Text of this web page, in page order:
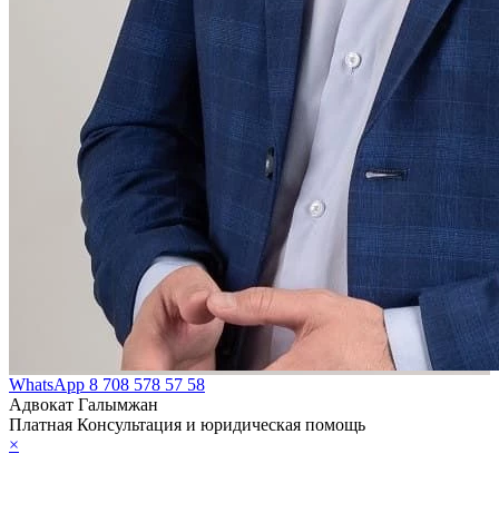
WhatsApp 8 708 578 57 58
Адвокат Галымжан
Платная Консультация и юридическая помощь
×